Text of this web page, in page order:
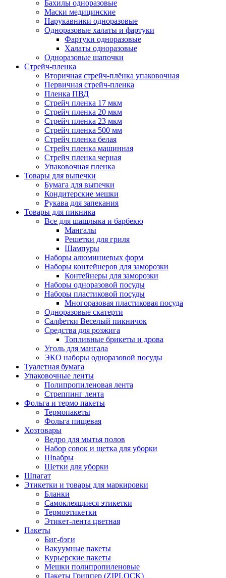
Бахилы одноразовые
Маски медицинские
Нарукавники одноразовые
Одноразовые халаты и фартуки
Фартуки одноразовые
Халаты одноразовые
Одноразовые шапочки
Стрейч-пленка
Вторичная стрейч-плёнка упаковочная
Первичная стрейч-пленка
Пленка ПВД
Стрейч пленка 17 мкм
Стрейч пленка 20 мкм
Стрейч пленка 23 мкм
Стрейч пленка 500 мм
Стрейч пленка белая
Стрейч пленка машинная
Стрейч пленка черная
Упаковочная пленка
Товары для выпечки
Бумага для выпечки
Кондитерские мешки
Рукава для запекания
Товары для пикника
Все для шашлыка и барбекю
Мангалы
Решетки для гриля
Шампуры
Наборы алюминиевых форм
Наборы контейнеров для заморозки
Контейнеры для заморозки
Наборы одноразовой посуды
Наборы пластиковой посуды
Многоразовая пластиковая посуда
Одноразовые скатерти
Салфетки Веселый пикничок
Средства для розжига
Топливные брикеты и дрова
Уголь для мангала
ЭКО наборы одноразовой посуды
Туалетная бумага
Упаковочные ленты
Полипропиленовая лента
Стреппинг лента
Фольга и термо пакеты
Термопакеты
Фольга пищевая
Хозтовары
Ведро для мытья полов
Набор совок и щетка для уборки
Швабры
Щетки для уборки
Шпагат
Этикетки и товары для маркировки
Бланки
Самоклеящиеся этикетки
Термоэтикетки
Этикет-лента цветная
Пакеты
Биг-бэги
Вакуумные пакеты
Курьерские пакеты
Мешки полипропиленовые
Пакеты Гриппер (ZIPLOCK)